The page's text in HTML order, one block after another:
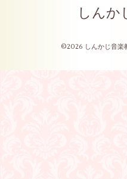
しんか
©2026 しんかじ音楽